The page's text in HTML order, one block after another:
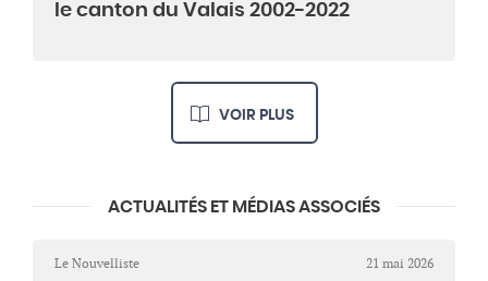
le canton du Valais 2002-2022
VOIR PLUS
ACTUALITÉS ET MÉDIAS ASSOCIÉS
Le Nouvelliste 21 mai 2026